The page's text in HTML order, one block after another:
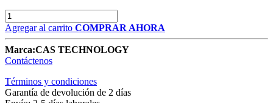
Agregar al carrito COMPRAR AHORA
Marca:CAS TECHNOLOGY
Contáctenos
Términos y condiciones
Garantía de devolución de 2 días